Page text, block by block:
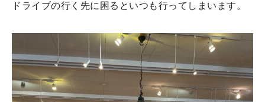
ドライブの行く先に困るといつも行ってしまいます。